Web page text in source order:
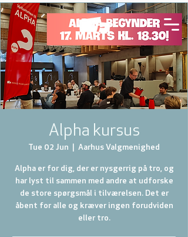
Alpha kursus
Tue 02 Jun Aarhus Valgmenighed
Alpha er for dig, der er nysgerrig på tro, og
har lyst til sammen med andre at udforske
de store spørgsmål i tilværelsen. Det er
åbent for alle og kræver ingen forudviden
eller tro.